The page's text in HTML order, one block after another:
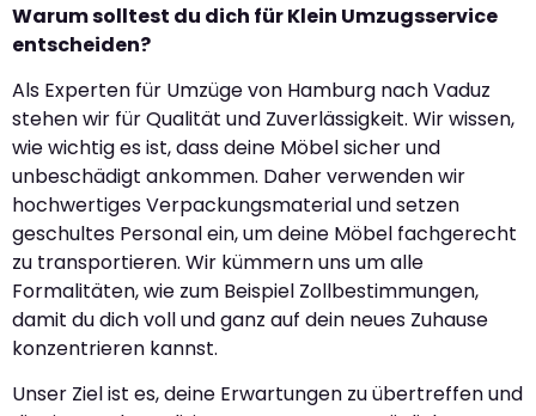
Warum solltest du dich für Klein Umzugsservice
entscheiden?
Als Experten für Umzüge von Hamburg nach Vaduz
stehen wir für Qualität und Zuverlässigkeit. Wir wissen,
wie wichtig es ist, dass deine Möbel sicher und
unbeschädigt ankommen. Daher verwenden wir
hochwertiges Verpackungsmaterial und setzen
geschultes Personal ein, um deine Möbel fachgerecht
zu transportieren. Wir kümmern uns um alle
Formalitäten, wie zum Beispiel Zollbestimmungen,
damit du dich voll und ganz auf dein neues Zuhause
konzentrieren kannst.
Unser Ziel ist es, deine Erwartungen zu übertreffen und